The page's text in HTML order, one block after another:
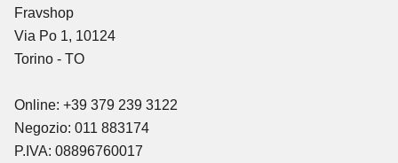
Fravshop
Via Po 1, 10124
Torino - TO
Online: +39 379 239 3122
Negozio: 011 883174
P.IVA: 08896760017